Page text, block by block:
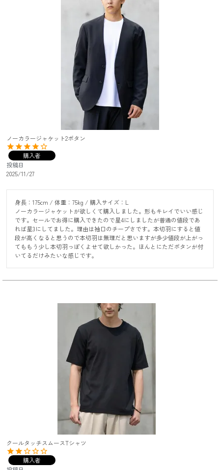
ノーカラージャケット2ボタン
購入者
投稿日
2025/11/27
身長：175cm / 体重：75kg / 購入サイズ：L
ノーカラージャケットが欲しくて購入しました。形もキレイでいい感じ
です。セールでお得に購入できたので星4にしましたが普通の値段であ
れば星3にしてました。理由は袖口のチープさです。本切羽にすると値
段が高くなると思うので本切羽は無理だと思いますが多少値段が上がっ
てももう少し本切羽っぽくよせて欲しかった。ほんとにただボタンが付
いてるだけみたいな感じです。
クールタッチスムースTシャツ
購入者